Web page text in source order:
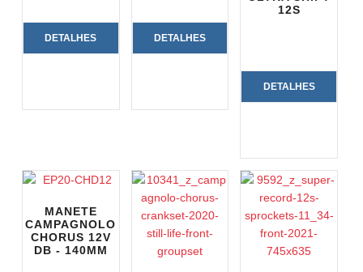
DETALHES DETALHES
12S
DETALHES
MANETE
CAMPAGNOLO
CHORUS 12V
DB - 140MM